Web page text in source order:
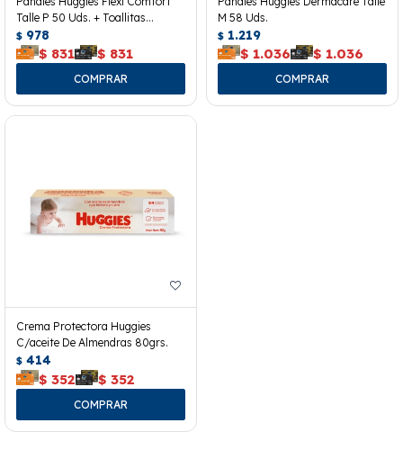
Talle P 50 Uds. + Toallitas
Húmedas
$ 978
$ 831 $ 831
M 58 Uds.
$ 1.219
$ 1.036 $ 1.036
Crema Protectora Huggies
C/aceite De Almendras 80grs.
$ 414
$ 352 $ 352